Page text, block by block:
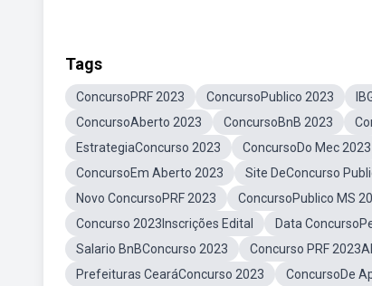
Tags
ConcursoPRF 2023 ConcursoPublico 2023
ConcursoAberto 2023
ConcursoBnB 2023
EstrategiaConcurso 2023
ConcursoDo Mec 2023
ConcursoEm Aberto 2023
Site DeConcurso
Novo ConcursoPRF 2023
ConcursoPublico MS
Concurso 2023Inscrições Edital
Data
Salario BnBConcurso 2023
Concurso PRF
Prefeituras CearáConcurso 2023
ConcursoDe